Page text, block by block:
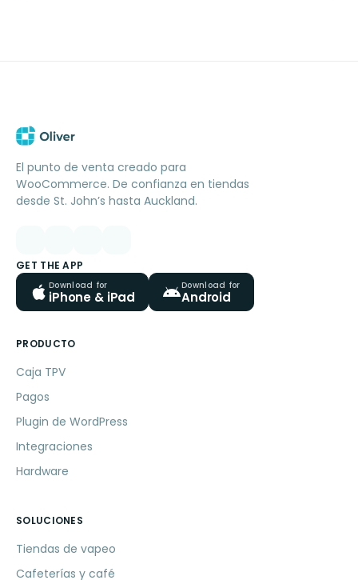
El punto de venta creado para
WooCommerce. De confianza en tiendas
desde St. John’s hasta Auckland.
GET THE APP
Download for
iPhone & iPad
Download for
Android
PRODUCTO
Caja TPV
Pagos
Plugin de WordPress
Integraciones
Hardware
SOLUCIONES
Tiendas de vapeo
Cafeterías y café